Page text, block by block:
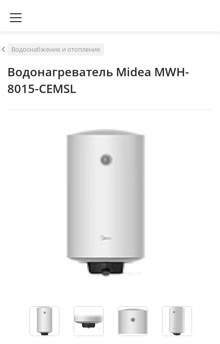
Водоснабжение и отопление
Водонагреватель Midea MWH-
8015-CEMSL